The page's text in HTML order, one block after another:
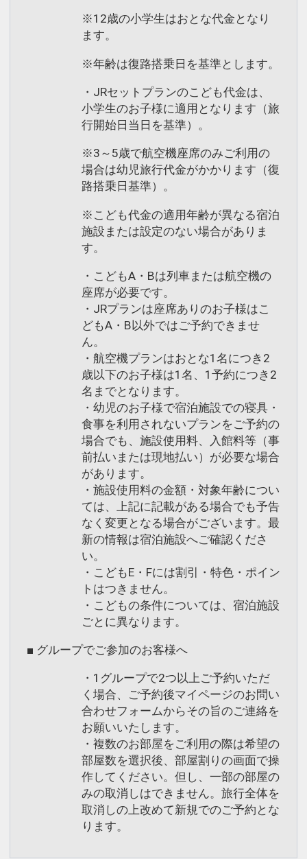
※12歳の小学生はおとな代金となり
ます。
※年齢は復路搭乗日を基準とします。
・JRセットプランのこども代金は、
小学生のお子様に適用となります（旅
行開始日当日を基準）。
※3～5歳で航空機座席のみご利用の
場合は幼児旅行代金がかかります（復
路搭乗日基準）。
※こども代金の適用年齢が異なる宿泊
施設または設定のない場合がありま
す。
・こどもA・Bは列車または航空機の
座席が必要です。
・JRプランは座席ありのお子様はこ
どもA・B以外ではご予約できませ
ん。
・航空機プランはおとな1名につき2
歳以下のお子様は1名、1予約につき2
名までとなります。
・幼児のお子様で宿泊施設での寝具・
食事を利用されないプランをご予約の
場合でも、施設使用料、入館料等（事
前払いまたは現地払い）が必要な場合
があります。
・施設使用料の金額・対象年齢につい
ては、上記に記載がある場合でも予告
なく変更となる場合がございます。最
新の情報は宿泊施設へご確認くださ
い。
・こどもE・Fには割引・特色・ポイン
トはつきません。
・こどもの条件については、宿泊施設
ごとに異なります。
■ グループでご参加のお客様へ
・1グループで2つ以上ご予約いただ
く場合、ご予約後マイページのお問い
合わせフォームからその旨のご連絡を
お願いいたします。
・複数のお部屋をご利用の際は希望の
部屋数を選択後、部屋割りの画面で操
作してください。但し、一部の部屋の
みの取消しはできません。旅行全体を
取消しの上改めて新規でのご予約とな
ります。